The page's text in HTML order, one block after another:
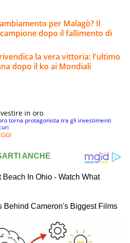
per Malagò? Il
dopo il fallimento di
la vera vittoria: l'ultimo
dopo il ko ai Mondiali
in oro
torna protagonista tra gli investimenti